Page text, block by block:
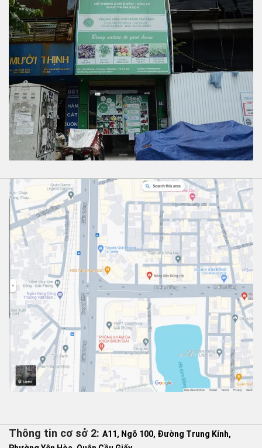
Thông tin cơ sở 2: A11, Ngõ 100, Đường Trung Kính,